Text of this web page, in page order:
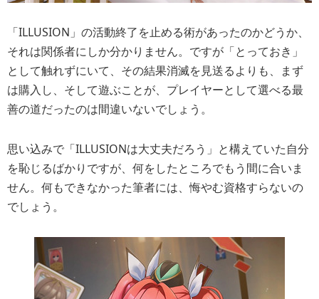
「ILLUSION」の活動終了を止める術があったのかどうか、
それは関係者にしか分かりません。ですが「とっておき」
として触れずにいて、その結果消滅を見送るよりも、まず
は購入し、そして遊ぶことが、プレイヤーとして選べる最
善の道だったのは間違いないでしょう。
思い込みで「ILLUSIONは大丈夫だろう」と構えていた自分
を恥じるばかりですが、何をしたところでもう間に合いま
せん。何もできなかった筆者には、悔やむ資格すらないの
でしょう。